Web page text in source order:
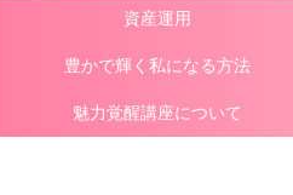
資産運用
豊かで輝く私になる方法
魅力覚醒講座について